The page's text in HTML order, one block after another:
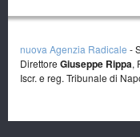
nuova Agenzia Radicale -
Direttore Giuseppe Rippa,
Iscr. e reg. Tribunale di